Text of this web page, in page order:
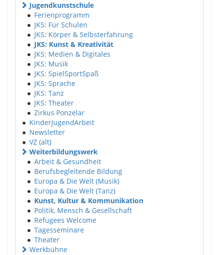
Jugendkunstschule
● Ferienprogramm
● JKS: Für Schulen
● JKS: Körper & Selbsterfahrung
● JKS: Kunst & Kreativität
● JKS: Medien & Digitales
● JKS: Musik
● JKS: SpielSportSpaß
● JKS: Sprache
● JKS: Tanz
● JKS: Theater
● Zirkus Ponzelar
● KinderJugendArbeit
● Newsletter
● VZ (alt)
Weiterbildungswerk
● Arbeit & Gesundheit
● Berufsbegleitende Bildung
● Europa & Die Welt (Musik)
● Europa & Die Welt (Tanz)
● Kunst, Kultur & Kommunikation
● Politik, Mensch & Gesellschaft
● Refugees Welcome
● Tagesseminare
● Theater
Werkbühne